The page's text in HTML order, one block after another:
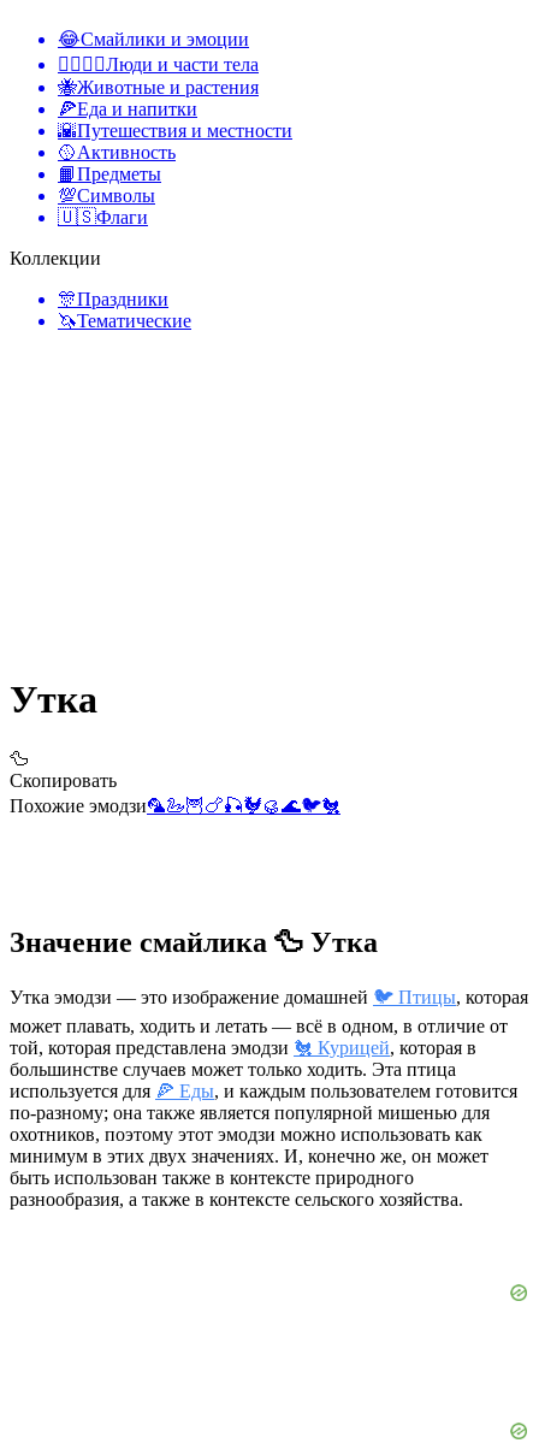
😂Смайлики и эмоции
👩‍❤️‍💋‍👨Люди и части тела
🐝Животные и растения
🍕Еда и напитки
🌇Путешествия и местности
🥎Активность
📙Предметы
💯Символы
🇺🇸Флаги
Коллекции
🎊Праздники
🦄Тематические
Утка
🦆
Скопировать
Похожие эмодзи🦜🦢🦉🍗🎣🐓🥮🌊🐦🐔
Значение смайлика 🦆 Утка
Утка эмодзи — это изображение домашней 🐦 Птицы, которая
может плавать, ходить и летать — всё в одном, в отличие от
той, которая представлена эмодзи 🐔 Курицей, которая в
большинстве случаев может только ходить. Эта птица
используется для 🍕 Еды, и каждым пользователем готовится
по-разному; она также является популярной мишенью для
охотников, поэтому этот эмодзи можно использовать как
минимум в этих двух значениях. И, конечно же, он может
быть использован также в контексте природного
разнообразия, а также в контексте сельского хозяйства.